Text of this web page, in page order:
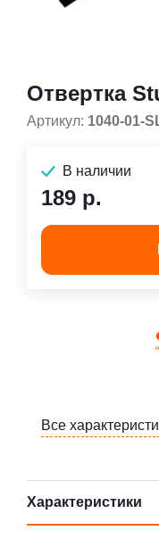
Отвертка
Артикул: 1040-01-
В наличии
189 р.
Все
Характеристики